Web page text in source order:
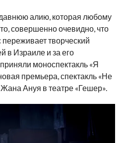
алию, которая любому
совершенно очевидно, что
творческий
в Израиле и за его
моноспектакль «Я
премьера, спектакль «Не
Ануя в театре «Гешер».